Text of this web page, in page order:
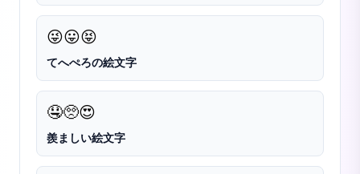
😜😛😝
てへぺろの絵文字
🤤🥺😍
羨ましい絵文字